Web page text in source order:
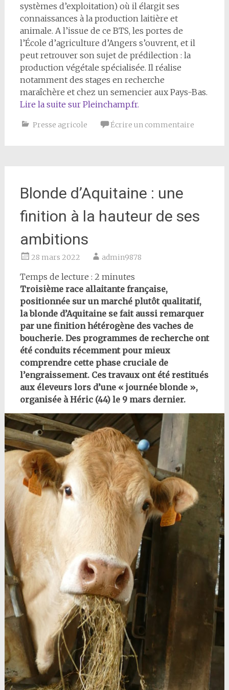
systèmes d’exploitation) où il élargit ses
connaissances à la production laitière et
animale. A l’issue de ce BTS, les portes de
l’École d’agriculture d’Angers s’ouvrent, et il
peut retrouver son sujet de prédilection : la
production végétale spécialisée. Il réalise
notamment des stages en recherche
maraîchère et chez un semencier aux Pays-Bas.
Lire la suite sur Pleinchamp.fr.
Presse agricole Écrire un commentaire
Blonde d’Aquitaine : une
finition à la hauteur de ses
ambitions
28 mars 2022 admin9878
Temps de lecture : 2 minutes
Troisième race allaitante française,
positionnée sur un marché plutôt qualitatif,
la blonde d’Aquitaine se fait aussi remarquer
par une finition hétérogène des vaches de
boucherie. Des programmes de recherche ont
été conduits récemment pour mieux
comprendre cette phase cruciale de
l’engraissement. Ces travaux ont été restitués
aux éleveurs lors d’une « journée blonde »,
organisée à Héric (44) le 9 mars dernier.